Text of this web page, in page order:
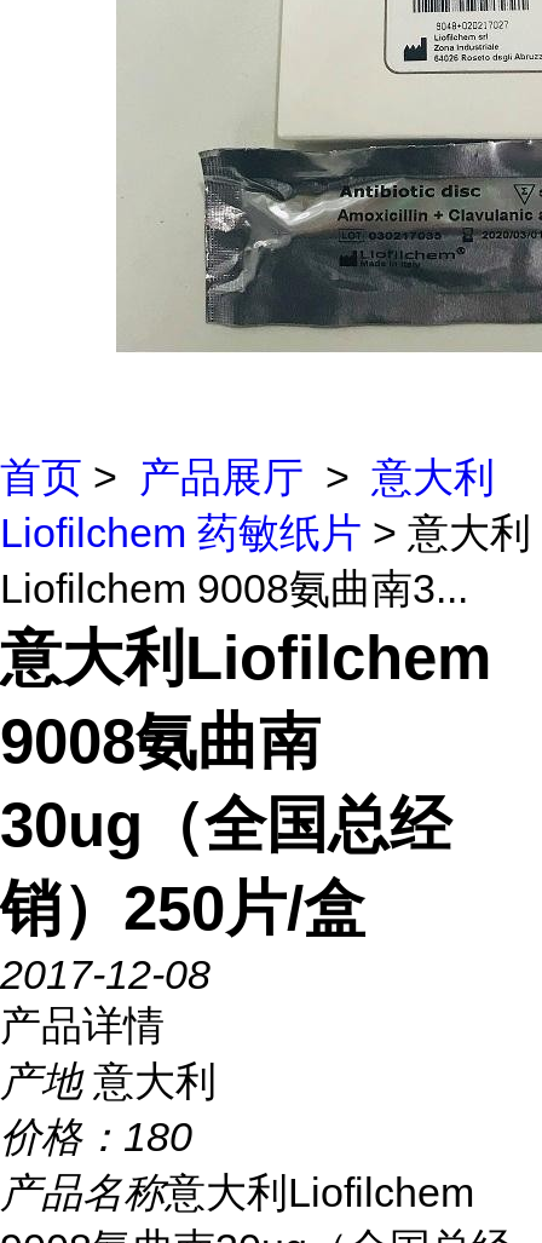
首页 > 产品展厅 > 意大利
Liofilchem 药敏纸片 > 意大利
Liofilchem 9008氨曲南3...
意大利Liofilchem
9008氨曲南
30ug（全国总经
销）250片/盒
2017-12-08
产品详情
产地 意大利
价格： 180
产品名称意大利Liofilchem